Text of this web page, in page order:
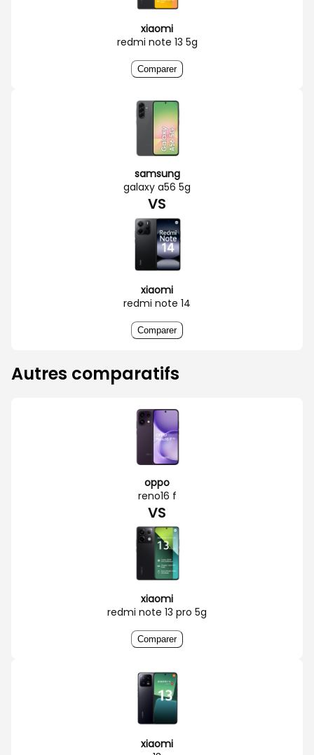
xiaomi
redmi note 13 5g
Comparer
samsung
galaxy a56 5g
VS
xiaomi
redmi note 14
Comparer
Autres comparatifs
oppo
reno16 f
VS
xiaomi
redmi note 13 pro 5g
Comparer
xiaomi